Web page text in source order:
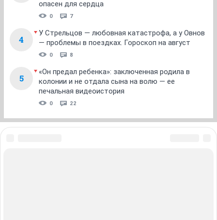
опасен для сердца
0 7
4
У Стрельцов — любовная катастрофа, а у Овнов
— проблемы в поездках. Гороскоп на август
0 8
5
«Он предал ребенка»: заключенная родила в
колонии и не отдала сына на волю — ее
печальная видеоистория
0 22